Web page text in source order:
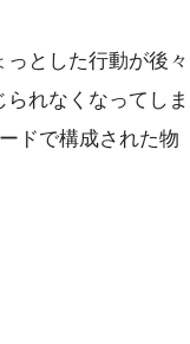
とした行動が後々
れなくなってしま
ドで構成された物